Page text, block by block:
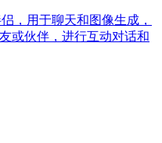
，用于聊天和图像生成，
或伙伴，进行互动对话和